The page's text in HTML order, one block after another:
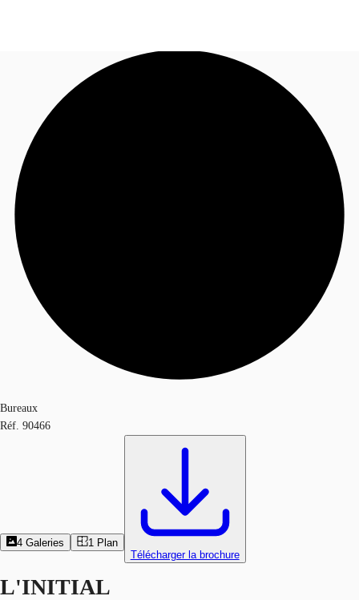
Blog
Données marchés
Appelez maintenant
Bureaux
Réf. 90466
4 Galeries 1 Plan
Télécharger la brochure
L'INITIAL